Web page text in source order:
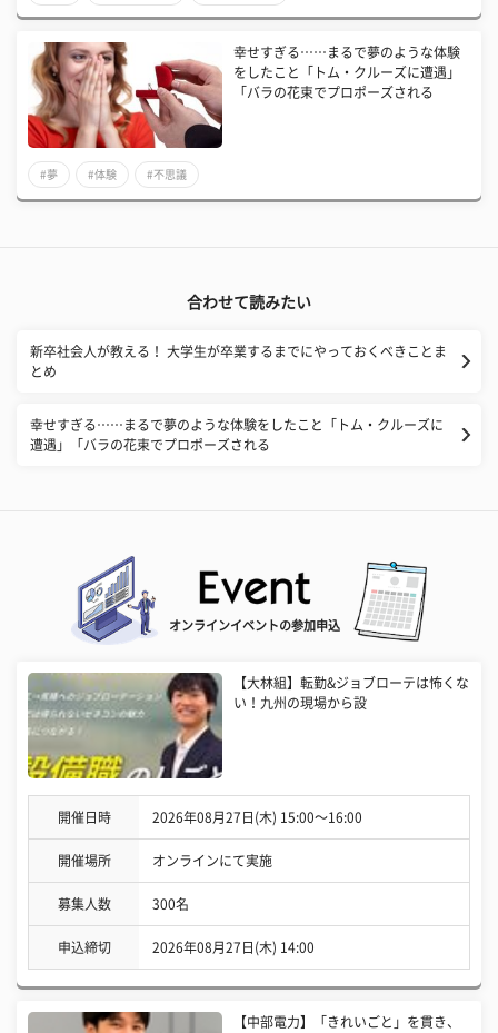
幸せすぎる……まるで夢のような体験
をしたこと「トム・クルーズに遭遇」
「バラの花束でプロポーズされる
#夢 #体験 #不思議
合わせて読みたい
新卒社会人が教える！ 大学生が卒業するまでにやっておくべきことま
とめ
幸せすぎる……まるで夢のような体験をしたこと「トム・クルーズに
遭遇」「バラの花束でプロポーズされる
オンラインイベントの参加申込
【大林組】転勤&ジョブローテは怖くな
い！九州の現場から設
開催日時 2026年08月27日(木) 15:00〜16:00
開催場所 オンラインにて実施
募集人数 300名
申込締切 2026年08月27日(木) 14:00
【中部電力】「きれいごと」を貫き、